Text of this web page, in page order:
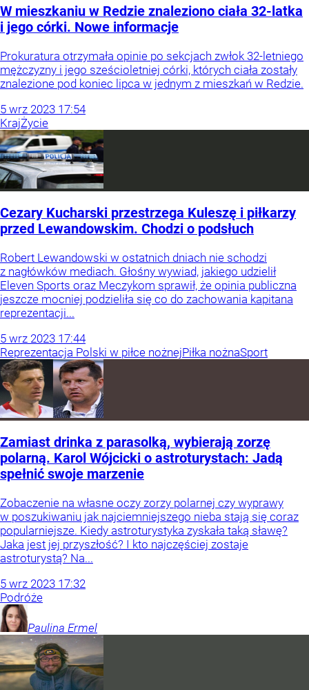
W mieszkaniu w Redzie znaleziono ciała 32-latka
i jego córki. Nowe informacje
Prokuratura otrzymała opinie po sekcjach zwłok 32-letniego
mężczyzny i jego sześcioletniej córki, których ciała zostały
znalezione pod koniec lipca w jednym z mieszkań w Redzie.
5 wrz 2023 17:54
KrajŻycie
Cezary Kucharski przestrzega Kuleszę i piłkarzy
przed Lewandowskim. Chodzi o podsłuch
Robert Lewandowski w ostatnich dniach nie schodzi
z nagłówków mediach. Głośny wywiad, jakiego udzielił
Eleven Sports oraz Meczykom sprawił, że opinia publiczna
jeszcze mocniej podzieliła się co do zachowania kapitana
reprezentacji...
5 wrz 2023 17:44
Reprezentacja Polski w piłce nożnejPiłka nożnaSport
Zamiast drinka z parasolką, wybierają zorzę
polarną. Karol Wójcicki o astroturystach: Jadą
spełnić swoje marzenie
Zobaczenie na własne oczy zorzy polarnej czy wyprawy
w poszukiwaniu jak najciemniejszego nieba stają się coraz
popularniejsze. Kiedy astroturystyka zyskała taką sławę?
Jaka jest jej przyszłość? I kto najczęściej zostaje
astroturystą? Na...
5 wrz 2023 17:32
Podróże
Paulina Ermel